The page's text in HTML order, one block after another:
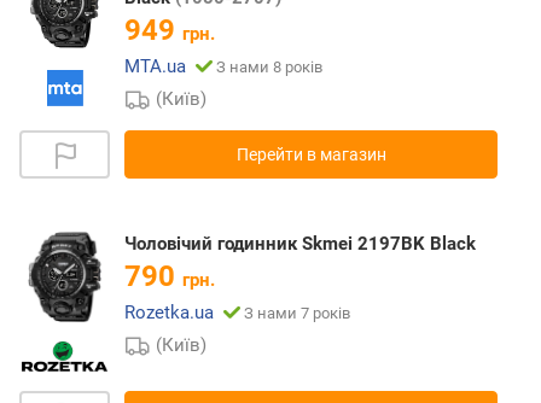
949 грн.
MTA.ua
З нами 8 років
(Київ)
Перейти в магазин
Чоловічий годинник Skmei 2197BK Black
790 грн.
Rozetka.ua
З нами 7 років
(Київ)